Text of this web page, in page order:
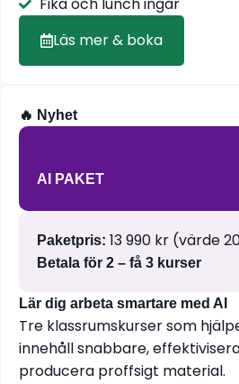
Fika och lunch ingår
Läs mer & boka
🔥 Nyhet
AI PAKET
Paketpris: 13 990 kr (värde
Betala för 2 – få 3 kurser
Lär dig arbeta smartare med AI
Tre klassrumskurser som
innehåll snabbare,
producera proffsigt material.